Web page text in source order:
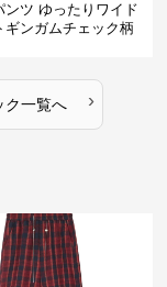
ンツ ゆったりワイド
ギンガムチェック柄
ク一覧へ ›